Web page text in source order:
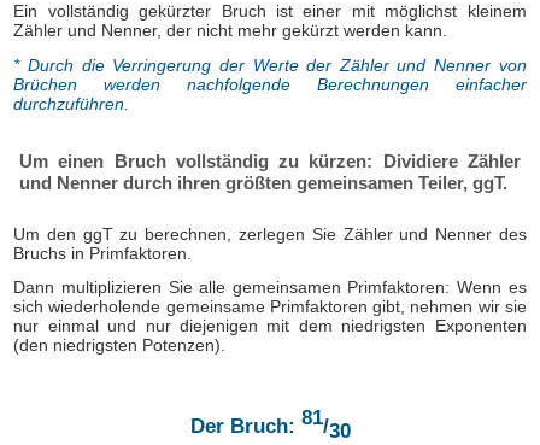
Ein vollständig gekürzter Bruch ist einer mit möglichst kleinem
Zähler und Nenner, der nicht mehr gekürzt werden kann.
* Durch die Verringerung der Werte der Zähler und Nenner von
Brüchen werden nachfolgende Berechnungen einfacher
durchzuführen.
Um einen Bruch vollständig zu kürzen: Dividiere Zähler
und Nenner durch ihren größten gemeinsamen Teiler, ggT.
Um den ggT zu berechnen, zerlegen Sie Zähler und Nenner des
Bruchs in Primfaktoren.
Dann multiplizieren Sie alle gemeinsamen Primfaktoren: Wenn es
sich wiederholende gemeinsame Primfaktoren gibt, nehmen wir sie
nur einmal und nur diejenigen mit dem niedrigsten Exponenten
(den niedrigsten Potenzen).
Der Bruch: 81/30